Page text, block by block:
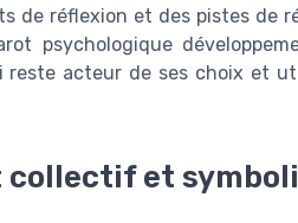
de réflexion et des pistes de
psychologique
acteur de ses choix et
et